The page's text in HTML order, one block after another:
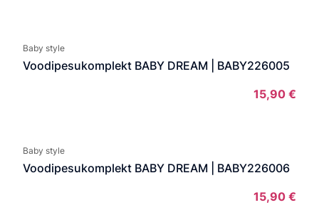
Baby style
Voodipesukomplekt BABY DREAM | BABY226005
15,90 €
Baby style
Voodipesukomplekt BABY DREAM | BABY226006
15,90 €